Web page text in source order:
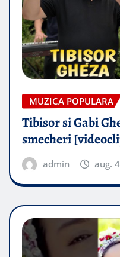
MUZICA POPULARA
Tibisor si Gabi
smecheri
admin aug.